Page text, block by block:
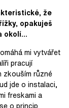
že
opakuješ
okolí...
mi vytvářet
pracují
zkouším různé
jde o instalaci,
freskami a
o princip